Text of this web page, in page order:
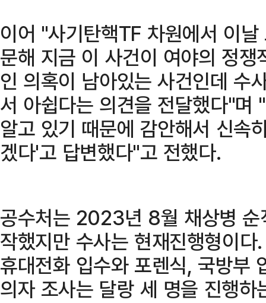
이어 "사기탄핵TF 차원에서 이
문해 지금 이 사건이 여야의 정
인 의혹이 남아있는 사건인데 수
서 아쉽다는 의견을 전달했다"며
알고 있기 때문에 감안해서 신속
겠다'고 답변했다"고 전했다.
공수처는 2023년 8월 채상병 순
작했지만 수사는 현재진행형이
휴대전화 입수와 포렌식, 국방부
의자 조사는 달랑 세 명을 진행하